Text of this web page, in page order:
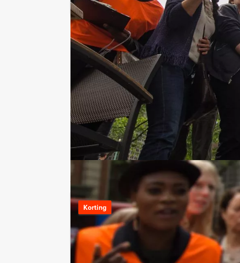
Hulp nodig bij het
kiezen?
033 711 43 64
Chat met Jeroen
Stuur ons een mailtje
Bel mij terug
Bekijk printbare versie
Combineer dit uitje met:
Crazy 88 in
Korting
Vanaf 12 personen ‐ 2 uur
Het Crazy 88 spel van
daredevils en spontane